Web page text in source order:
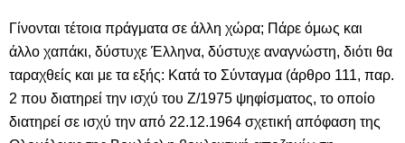
Γίνονται τέτοια πράγματα σε άλλη χώρα; Πάρε όμως και
άλλο χαπάκι, δύστυχε Έλληνα, δύστυχε αναγνώστη, διότι θα
ταραχθείς και με τα εξής: Κατά το Σύνταγμα (άρθρο 111, παρ.
2 που διατηρεί την ισχύ του Ζ/1975 ψηφίσματος, το οποίο
διατηρεί σε ισχύ την από 22.12.1964 σχετική απόφαση της